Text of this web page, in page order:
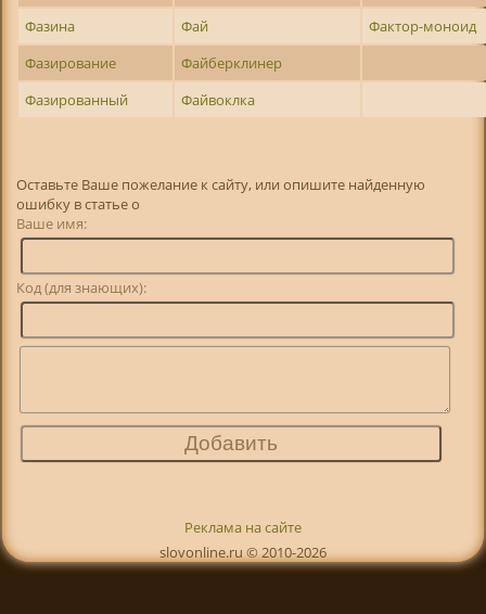
Фазина
Фай
Фактор-моноид
Фазирование
Файберклинер
Фазированный
Файвоклка
Оставьте Ваше пожелание к сайту, или опишите найденную
ошибку в статье о
Ваше имя:
Код (для знающих):
Реклама на сайте
slovonline.ru © 2010-2026